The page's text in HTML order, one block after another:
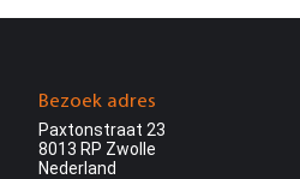
Bezoek adres
Paxtonstraat 23
8013 RP Zwolle
Nederland